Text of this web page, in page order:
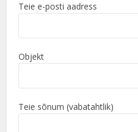
Teie e-posti aadress
Objekt
Teie sõnum (vabatahtlik)